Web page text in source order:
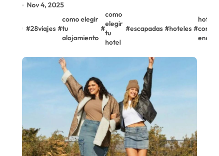
Nov 4, 2025
#28viajes #
como elegir
tu
alojamiento
#
como
elegir
tu
hotel
#escapadas #hoteles #con